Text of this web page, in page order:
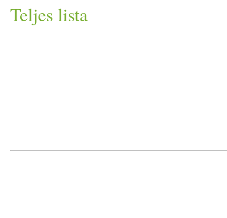
Teljes lista